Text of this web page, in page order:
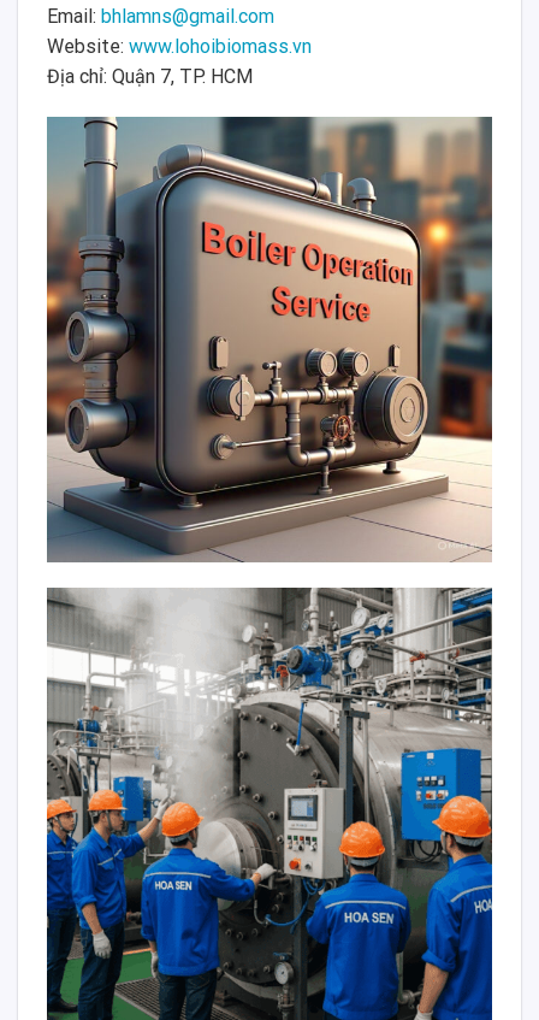
Email: bhlamns@gmail.com
Website: www.lohoibiomass.vn
Địa chỉ: Quận 7, TP. HCM